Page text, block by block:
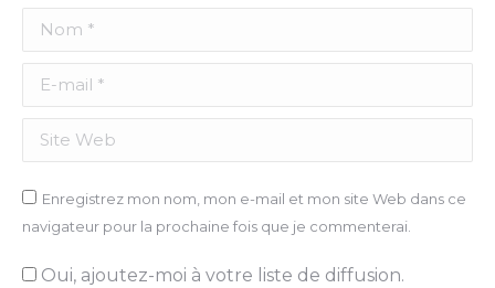
Nom *
E-mail *
Site Web
Enregistrez mon nom, mon e-mail et mon site Web dans ce
navigateur pour la prochaine fois que je commenterai.
Oui, ajoutez-moi à votre liste de diffusion.